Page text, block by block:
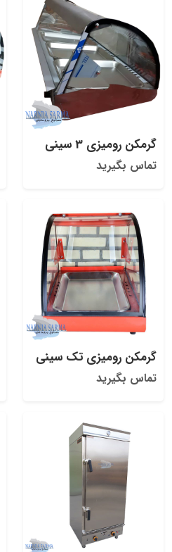
گرمکن رومیزی 3 سینی
تماس بگیرید
گرمکن رومیزی تک سینی
تماس بگیرید